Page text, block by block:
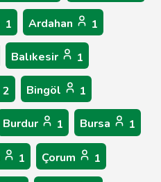
1 Ardahan 1
Balıkesir 1
2 Bingöl 1
Burdur 1 Bursa 1
1 Çorum 1